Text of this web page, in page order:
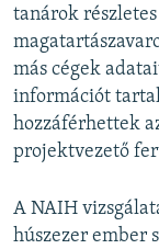
tanárok
más cégek
információt
hozzáférhettek
projektvezető
A NAIH
húszezer ember